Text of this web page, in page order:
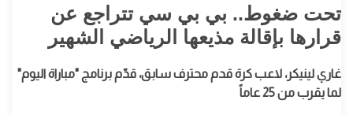
تحت ضغوط.. بي بي سي تتراجع عن
قرارها بإقالة مذيعها الرياضي الشهير
غاري لينيكر، لاعب كرة قدم محترف سابق، قدّم برنامج "مباراة اليوم"
لما يقرب من 25 عاماً